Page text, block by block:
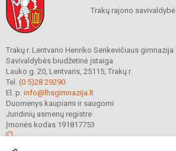
Trakų rajono savivaldybė
Trakų r. Lentvario Henriko Senkevičiaus gimnazija
Savivaldybės biudžetinė įstaiga
Lauko g. 20, Lentvaris, 25115, Trakų r.
Tel. (0 5)28 29290
El. p. info@lhsgimnazija.lt
Duomenys kaupiami ir saugomi
Juridinių asmenų registre
Įmonės kodas 191817753